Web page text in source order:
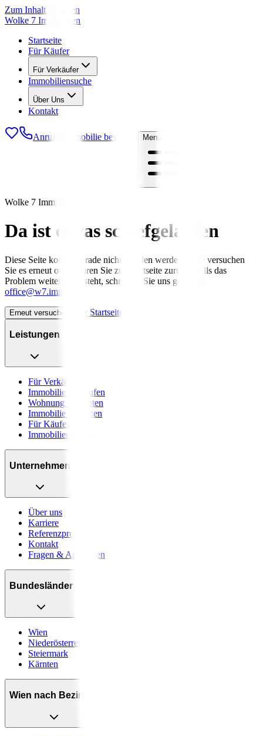
Zum Inhalt springen
Wolke 7 Immobilien
Startseite
Für Käufer
Für Verkäufer
Immobiliensuche
Über Uns
Kontakt
Anrufen Immobilie bewerten Menü öffnen
Wolke 7 Immobilien
Da ist etwas schiefgelaufen
Diese Seite konnte gerade nicht geladen werden. Bitte versuchen
Sie es erneut oder kehren Sie zur Startseite zurück. Falls das
Problem weiterhin besteht, schreiben Sie uns gerne an
office@w7.immo
Erneut versuchen Zur Startseite
Leistungen
Für Verkäufer
Immobilie verkaufen
Wohnung vermieten
Immobilie bewerten
Für Käufer
Immobiliensuche
Unternehmen
Über uns
Karriere
Referenzprojekte
Kontakt
Fragen & Antworten
Bundesländer
Wien
Niederösterreich
Steiermark
Kärnten
Wien nach Bezirken